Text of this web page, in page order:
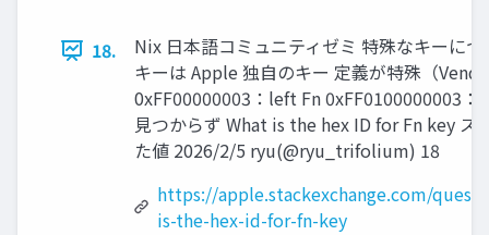
18.
Nix 日本語コミュニティゼミ 特殊なキーに
キーは Apple 独自のキー 定義が特殊（
0xFF00000003：left Fn 0xFF0100000003：
見つからず What is the hex ID for Fn key ス
た値 2026/2/5 ryu(@ryu_trifolium) 18
https://apple.stackexchange.com/
is-the-hex-id-for-fn-key